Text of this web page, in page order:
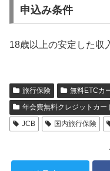
申込み条件
18歳以上の安定した収
旅行保険 無料ETCカ
年会費無料クレジットカー
JCB
国内旅行保険